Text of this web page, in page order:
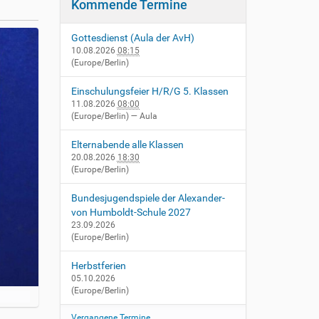
Kommende Termine
Gottesdienst (Aula der AvH)
10.08.2026 08:15
(Europe/Berlin)
Einschulungsfeier H/R/G 5. Klassen
11.08.2026 08:00
(Europe/Berlin) — Aula
Elternabende alle Klassen
20.08.2026 18:30
(Europe/Berlin)
Bundesjugendspiele der Alexander-
von Humboldt-Schule 2027
23.09.2026
(Europe/Berlin)
Herbstferien
05.10.2026
(Europe/Berlin)